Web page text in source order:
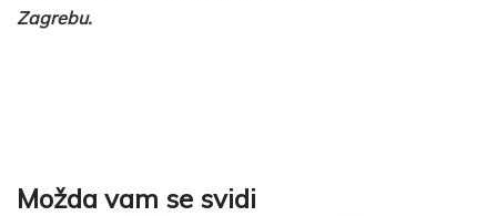
Zagrebu.
Možda vam se svidi